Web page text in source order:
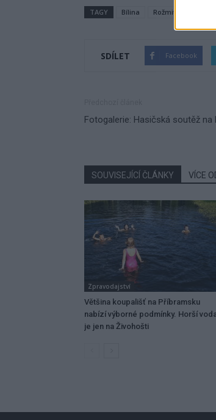
TAGY Bílina Rožmitál pod
SDÍLET Facebook
Fotogalerie: Hasičská soutěž na
SOUVISEJÍCÍ ČLÁNKY VÍCE
Zpravodajství
Většina koupališť na Příbramsku
nabízí výborné podmínky. Horší
je jen na Živohošti